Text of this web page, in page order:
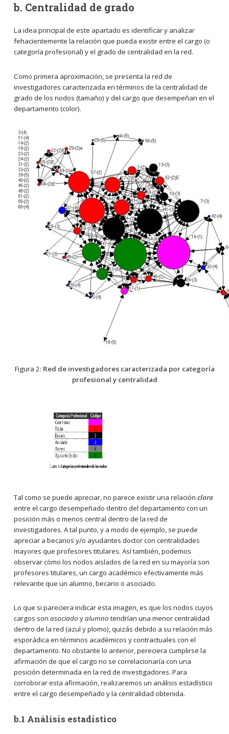
b. Centralidad de grado
La idea principal de este apartado es identificar y analizar
fehacientemente la relación que pueda existir entre el cargo (o
categoría profesional) y el grado de centralidad en la red.
Como primera aproximación, se presenta la red de
investigadores caracterizada en términos de la centralidad de
grado de los nodos (tamaño) y del cargo que desempeñan en el
departamento (color).
Figura 2: Red de investigadores caracterizada por categoría
profesional y centralidad
Tal como se puede apreciar, no parece existir una relación clara
entre el cargo desempeñado dentro del departamento con un
posición más o menos central dentro de la red de
investigadores. A tal punto, y a modo de ejemplo, se puede
apreciar a becarios y/o ayudantes doctor con centralidades
mayores que profesores titulares. Así también, podemos
observar cómo los nodos aislados de la red en su mayoría son
profesores titulares, un cargo académico efectivamente más
relevante que un alumno, becario o asociado.
Lo que si pareciera indicar esta imagen, es que los nodos cuyos
cargos son asociado yalumno tendrían una menor centralidad
dentro de la red (azul y plomo), quizás debido a su relación más
esporádica en términos académicos y contractuales con el
departamento. No obstante lo anterior, pereciera cumplirse la
afirmación de que el cargo no se correlacionaría con una
posición determinada en la red de investigadores. Para
corroborar esta afirmación, realizaremos un análisis estadístico
entre el cargo desempeñado y la centralidad obtenida.
b.1 Análisis estadístico